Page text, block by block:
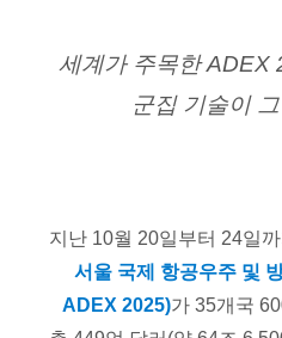
세계가 주목한 ADEX
군집 기술이
지난 10월 20일부터 24일
서울 국제 항공우주 및
ADEX 2025)가 35개국